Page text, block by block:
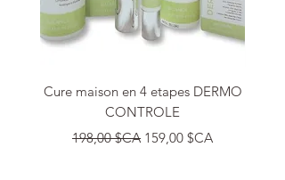
Cure maison en 4 etapes DERMO
CONTROLE
Prix original
198,00 $CA Prix promotionnel
159,00 $CA